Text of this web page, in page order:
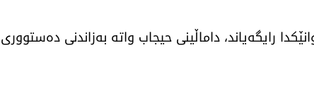
رایگه‌یاند، داماڵینی حیجاب واته‌ به‌زاندنی ده‌ستووری